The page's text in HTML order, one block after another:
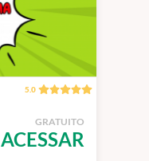
5.0
GRATUITO
ACESSAR